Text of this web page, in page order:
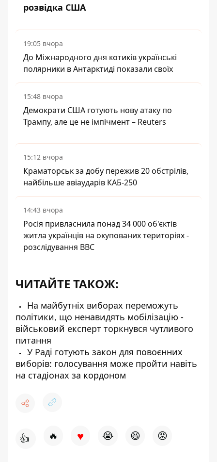
розвідка США
19:05 вчора
До Міжнародного дня котиків українські
полярники в Антарктиді показали своїх
15:48 вчора
Демократи США готують нову атаку по
Трампу, але це не імпічмент – Reuters
15:12 вчора
Краматорськ за добу пережив 20 обстрілів,
найбільше авіаударів КАБ-250
14:43 вчора
Росія привласнила понад 34 000 об'єктів
житла українців на окупованих територіях -
розслідування BBC
ЧИТАЙТЕ ТАКОЖ:
На майбутніх виборах переможуть
політики, що ненавидять мобілізацію -
військовий експерт торкнувся чутливого
питання
У Раді готують закон для повоєнних
виборів: голосування може пройти навіть
на стадіонах за кордоном
👍 🔥 ♥ 😭 😆 😡